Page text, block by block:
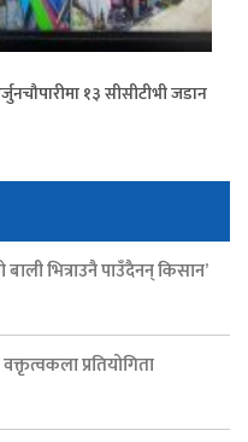
१३ सीसीटीभी जडान
भित्राउनै पाउँदैनन् किसान’
प्रतियोगिता